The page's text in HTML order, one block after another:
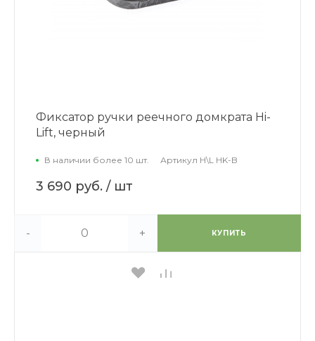
Фиксатор ручки реечного домкрата Hi-
Lift, черный
В наличии более 10 шт. Артикул H\L HK-B
3 690 руб. / шт
- + КУПИТЬ